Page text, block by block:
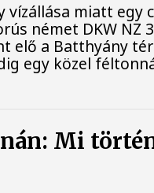
vízállása miatt egy
német DKW NZ
elő a Batthyány
egy közel
Mi